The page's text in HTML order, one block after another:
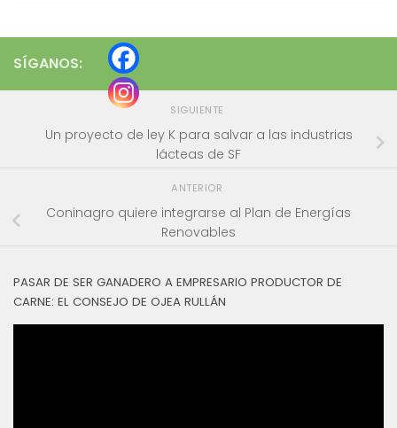
SÍGANOS:
SIGUIENTE
Un proyecto de ley K para salvar a las industrias
lácteas de SF
ANTERIOR
Coninagro quiere integrarse al Plan de Energías
Renovables
PASAR DE SER GANADERO A EMPRESARIO PRODUCTOR DE
CARNE: EL CONSEJO DE OJEA RULLÁN